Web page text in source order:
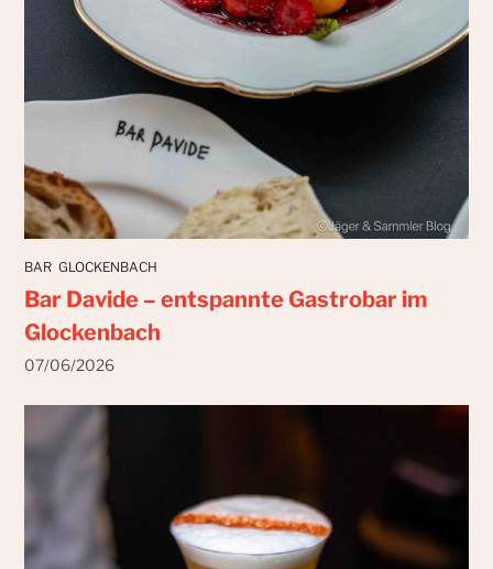
BAR GLOCKENBACH
Bar Davide – entspannte Gastrobar im
Glockenbach
07/06/2026